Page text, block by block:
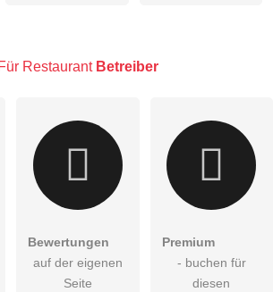
.
Für Restaurant Betreiber
Bewertungen
auf der eigenen
Seite
Premium
- buchen für
diesen